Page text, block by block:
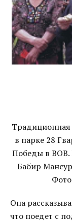
Традиционная
в парке 28
Победы в ВОВ.
Бабир
Она
что поедет с